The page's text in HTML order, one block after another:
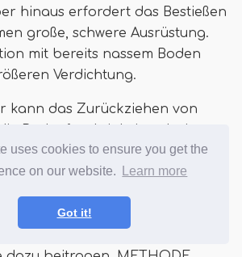
uses cookies to ensure you get the
on our website.
Learn more
Got it!
hinaus erfordert das Bestießen
große, schwere Ausrüstung.
mit bereits nassem Boden
Verdichtung.
kann das Zurückziehen von
Bodenfeuchtigkeit reduzieren.
Unkraut zu verwalten, kann
Wenn Sie sich jedoch in einem
Gebiete befinden, kann
für die Ding-Till-Methode
um grüne Gülle zu